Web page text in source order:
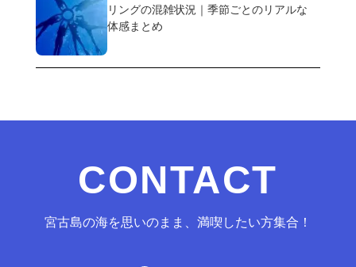
リングの混雑状況｜季節ごとのリアルな
体感まとめ
CONTACT
宮古島の海を思いのまま、満喫したい方集合！